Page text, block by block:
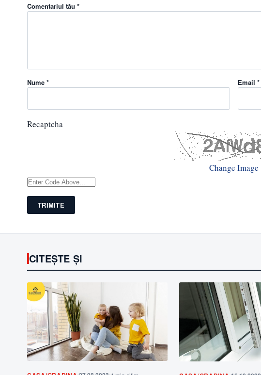
Comentariul tău *
Nume * Email *
Recaptcha
Change Image
TRIMITE
CITEȘTE ȘI